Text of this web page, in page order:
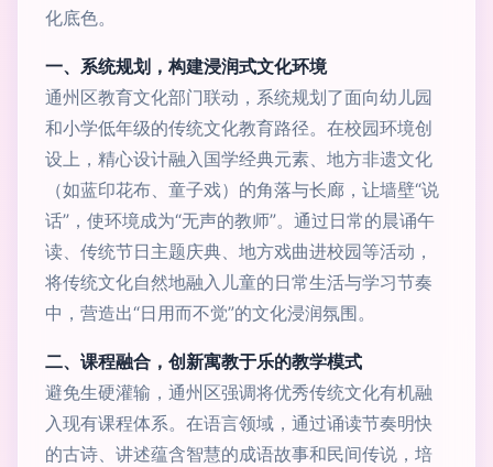
化底色。
一、系统规划，构建浸润式文化环境
通州区教育文化部门联动，系统规划了面向幼儿园
和小学低年级的传统文化教育路径。在校园环境创
设上，精心设计融入国学经典元素、地方非遗文化
（如蓝印花布、童子戏）的角落与长廊，让墙壁“说
话”，使环境成为“无声的教师”。通过日常的晨诵午
读、传统节日主题庆典、地方戏曲进校园等活动，
将传统文化自然地融入儿童的日常生活与学习节奏
中，营造出“日用而不觉”的文化浸润氛围。
二、课程融合，创新寓教于乐的教学模式
避免生硬灌输，通州区强调将优秀传统文化有机融
入现有课程体系。在语言领域，通过诵读节奏明快
的古诗、讲述蕴含智慧的成语故事和民间传说，培